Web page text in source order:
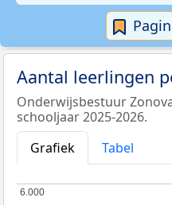
Aantal leerlingen
Onderwijsbestuur
schooljaar 2025-2026.
Grafiek
Tabel
6.000
6.000